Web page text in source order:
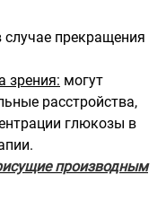
прекращения
зрения: могут
расстройства,
глюкозы в
производным